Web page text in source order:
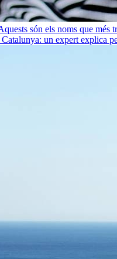
són els noms que més
Catalunya: un expert explica